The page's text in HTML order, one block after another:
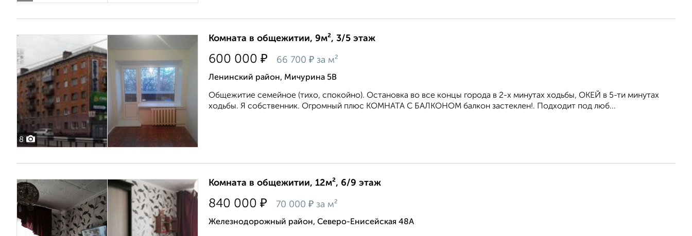
8
Комната в общежитии, 9м², 3/5 этаж
600 000 ₽ 66 700 ₽ за м²
Ленинский район, Мичурина 5В
Общежитие семейное (тихо, спокойно). Остановка во все концы города в 2-х минутах ходьбы, ОКЕЙ в 5-ти минутах
ходьбы. Я собственник. Огромный плюс КОМНАТА С БАЛКОНОМ балкон застеклен!. Подходит под люб...
Комната в общежитии, 12м², 6/9 этаж
840 000 ₽ 70 000 ₽ за м²
Железнодорожный район, Северо-Енисейская 48А